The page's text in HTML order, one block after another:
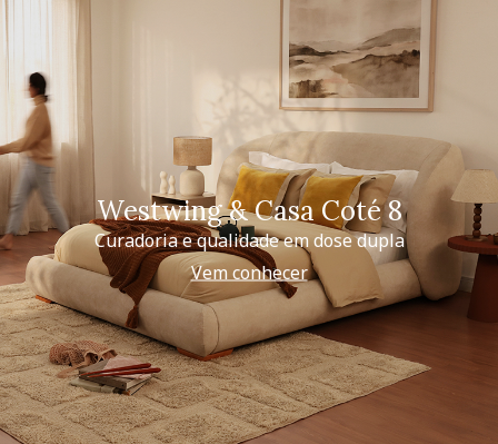
Westwing & Casa Coté 8
Curadoria e qualidade em dose dupla
Vem conhecer